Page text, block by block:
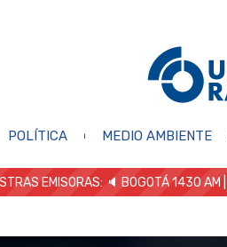
POLÍTICA MEDIO AMBIENTE
EMISORAS: 🔈 BOGOTÁ 1430 AM